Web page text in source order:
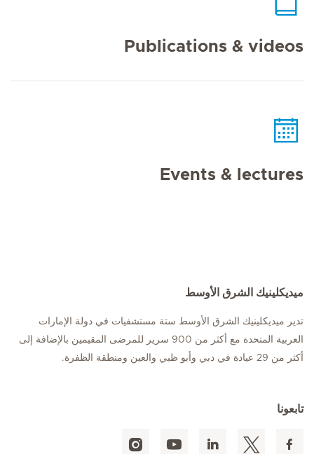
Publications & videos
Events & lectures
ميديكلينيك الشرق الأوسط
تدير ميديكلينيك الشرق الأوسط ستة مستشفيات في دولة الإمارات
العربية المتحدة مع أكثر من 900 سرير للمرضى المقيمين بالإضافة إلى
أكثر من 29 عيادة في دبي وأبو ظبي والعين ومنطقة الظفرة.
تابعونا